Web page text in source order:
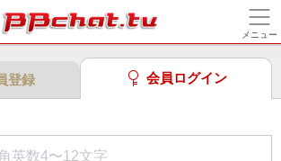
メニュー
登録 会員ログイン